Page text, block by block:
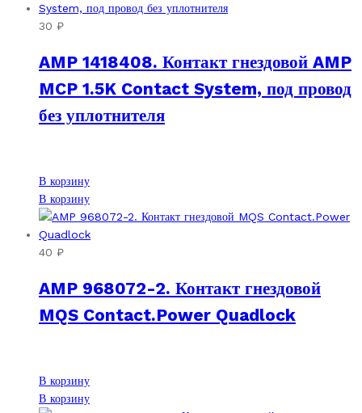
несколько
можно
на
странице
имеет
Опции
выбрать
на
30 ₽
AMP 1418408. Контакт гнездовой AMP
MCP 1.5K Contact System, под провод
без уплотнителя
В корзину
В корзину
40 ₽
AMP 968072-2. Контакт гнездовой
MQS Contact.Power Quadlock
В корзину
В корзину